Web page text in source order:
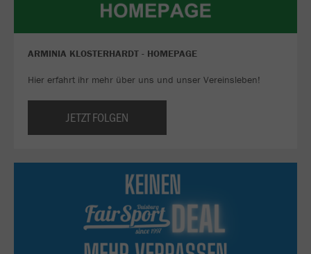
ARMINIA KLOSTERHARDT - HOMEPAGE
Hier erfahrt ihr mehr über uns und unser Vereinsleben!
JETZT FOLGEN